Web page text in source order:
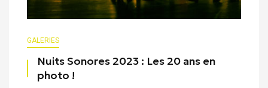
GALERIES
Nuits Sonores 2023 : Les 20 ans en
photo !